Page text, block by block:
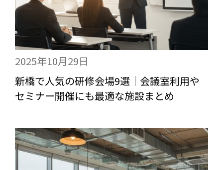
2025年10月29日
新橋で人気の研修会場9選｜会議室利用や
セミナー開催にも最適な施設まとめ